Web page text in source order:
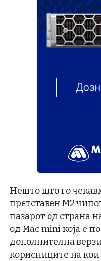
Нешто што го
претставен M2
пазарот од страна
од Mac mini која е
дополнителна
корисниците на